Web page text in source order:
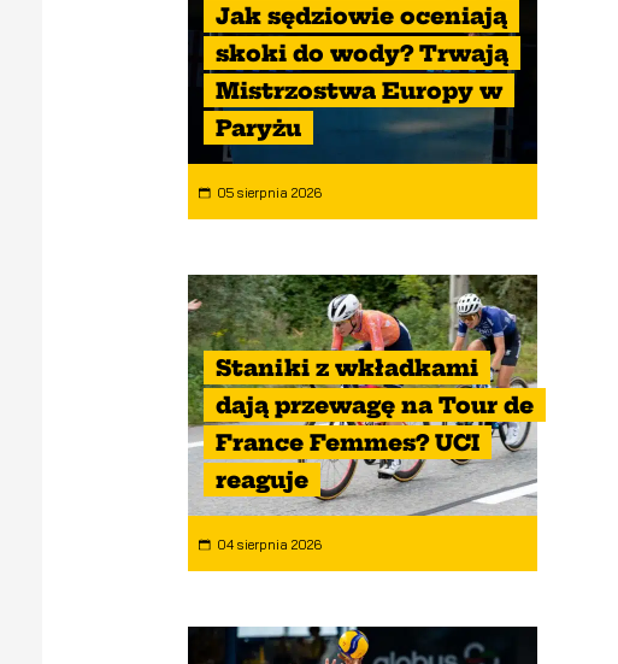
Jak sędziowie oceniają
skoki do wody? Trwają
Mistrzostwa Europy w
Paryżu
05 sierpnia 2026
Staniki z wkładkami
dają przewagę na Tour de
France Femmes? UCI
reaguje
04 sierpnia 2026